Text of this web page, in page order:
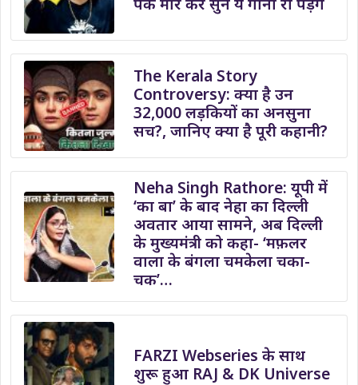
The Kerala Story
Controversy: क्या है उन
32,000 लड़कियों का अनसुना
सच?, जानिए क्या है पूरी कहानी?
Neha Singh Rathore: यूपी में
‘का बा’ के बाद नेहा का दिल्ली
अवतार आया सामने, अब दिल्ली
के मुख्यमंत्री को कहा- ‘मफ़लर
वाला के बंगला चमकेला चका-
चक’…
FARZI Webseries के साथ
शुरू हुआ RAJ & DK Universe